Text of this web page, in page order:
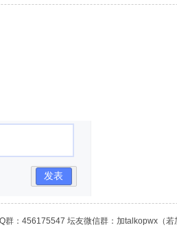
发表
：456175547 坛友微信群：加talkopwx（